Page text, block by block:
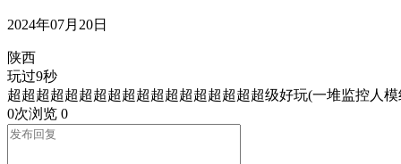
2024年07月20日
陕西
玩过9秒
超超超超超超超超超超超超超超超超超超级好玩(一堆监控人
0次浏览 0